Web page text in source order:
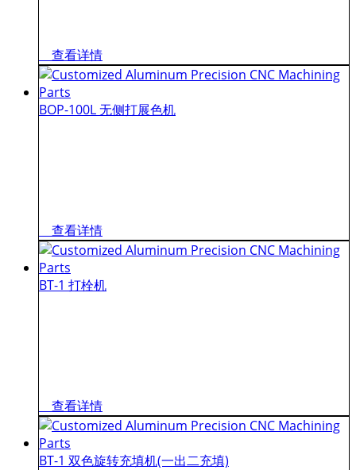
查看详情
BOP-100L 无侧打展色机
查看详情
BT-1 打栓机
查看详情
BT-1 双色旋转充填机(一出二充填)